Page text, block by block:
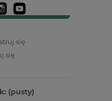
się
się
(pusty)